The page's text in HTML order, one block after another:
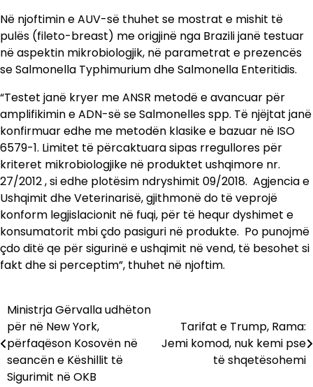
Në njoftimin e AUV-së thuhet se mostrat e mishit të
pulës (fileto-breast) me origjinë nga Brazili janë testuar
në aspektin mikrobiologjik, në parametrat e prezencës
se Salmonella Typhimurium dhe Salmonella Enteritidis.
“Testet janë kryer me ANSR metodë e avancuar për
amplifikimin e ADN-së se Salmonelles spp. Të njëjtat janë
konfirmuar edhe me metodën klasike e bazuar në ISO
6579-1. Limitet të përcaktuara sipas rregullores për
kriteret mikrobiologjike në produktet ushqimore nr.
27/2012 , si edhe plotësim ndryshimit 09/2018. Agjencia e
Ushqimit dhe Veterinarisë, gjithmonë do të veprojë
konform legjislacionit në fuqi, për të hequr dyshimet e
konsumatorit mbi çdo pasiguri në produkte. Po punojmë
çdo ditë qe për sigurinë e ushqimit në vend, të besohet si
fakt dhe si perceptim”, thuhet në njoftim.
Lëvizje
te
postimet
Ministrja Gërvalla udhëton
për në New York,
përfaqëson Kosovën në
seancën e Këshillit të
Sigurimit në OKB
Tarifat e Trump, Rama:
Jemi komod, nuk kemi pse
të shqetësohemi